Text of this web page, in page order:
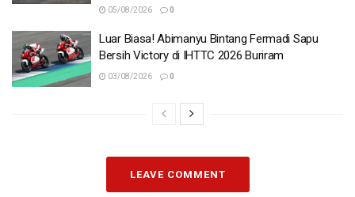
05/08/2026 0
Luar Biasa! Abimanyu Bintang Fermadi Sapu
Bersih Victory di IHTTC 2026 Buriram
03/08/2026 0
LEAVE COMMENT